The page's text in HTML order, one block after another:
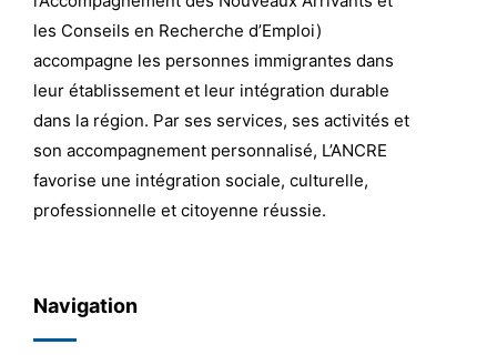
les Conseils en Recherche d’Emploi)
accompagne les personnes immigrantes dans
leur établissement et leur intégration durable
dans la région. Par ses services, ses activités et
son accompagnement personnalisé, L’ANCRE
favorise une intégration sociale, culturelle,
professionnelle et citoyenne réussie.
Navigation